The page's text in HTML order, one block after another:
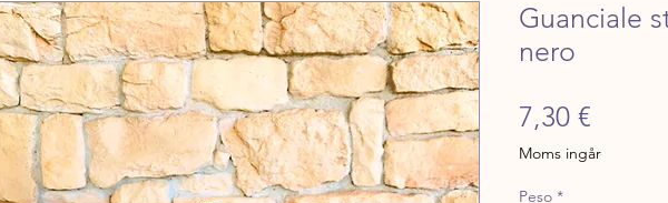
Guanciale
nero
7,30 €
Moms ingår
Peso *